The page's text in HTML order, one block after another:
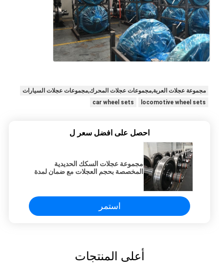
مجموعة عجلات العربة,مجموعات عجلات المحرك,مجموعات عجلات السيارات
locomotive wheel sets
car wheel sets
احصل على افضل سعر ل
مجموعة عجلات السكك الحديدية
المخصصة بحجم العجلات مع ضمان لمدة
استمر
أعلى المنتجات